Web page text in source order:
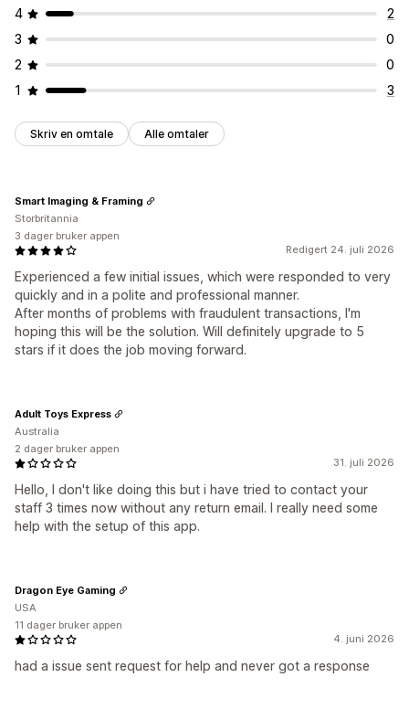
Risikorapporter
Innstillinger for lokal tilpasning
Landsvelger
4
2
3
0
2
0
1
3
Skriv en omtale Alle omtaler
Redigert 24. juli 2026
Experienced a few initial issues, which were responded to very
quickly and in a polite and professional manner.
After months of problems with fraudulent transactions, I'm
hoping this will be the solution. Will definitely upgrade to 5
stars if it does the job moving forward.
Smart Imaging & Framing
Storbritannia
3 dager bruker appen
31. juli 2026
Hello, I don't like doing this but i have tried to contact your
staff 3 times now without any return email. I really need some
help with the setup of this app.
Adult Toys Express
Australia
2 dager bruker appen
4. juni 2026
had a issue sent request for help and never got a response
Dragon Eye Gaming
USA
11 dager bruker appen